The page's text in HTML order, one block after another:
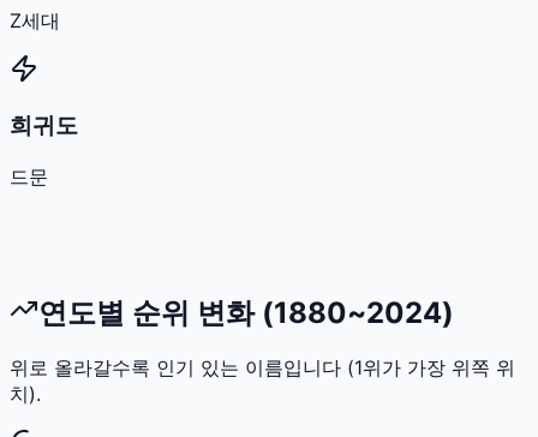
Z세대
희귀도
드문
연도별 순위 변화 (1880~2024)
위로 올라갈수록 인기 있는 이름입니다 (1위가 가장 위쪽 위
치).